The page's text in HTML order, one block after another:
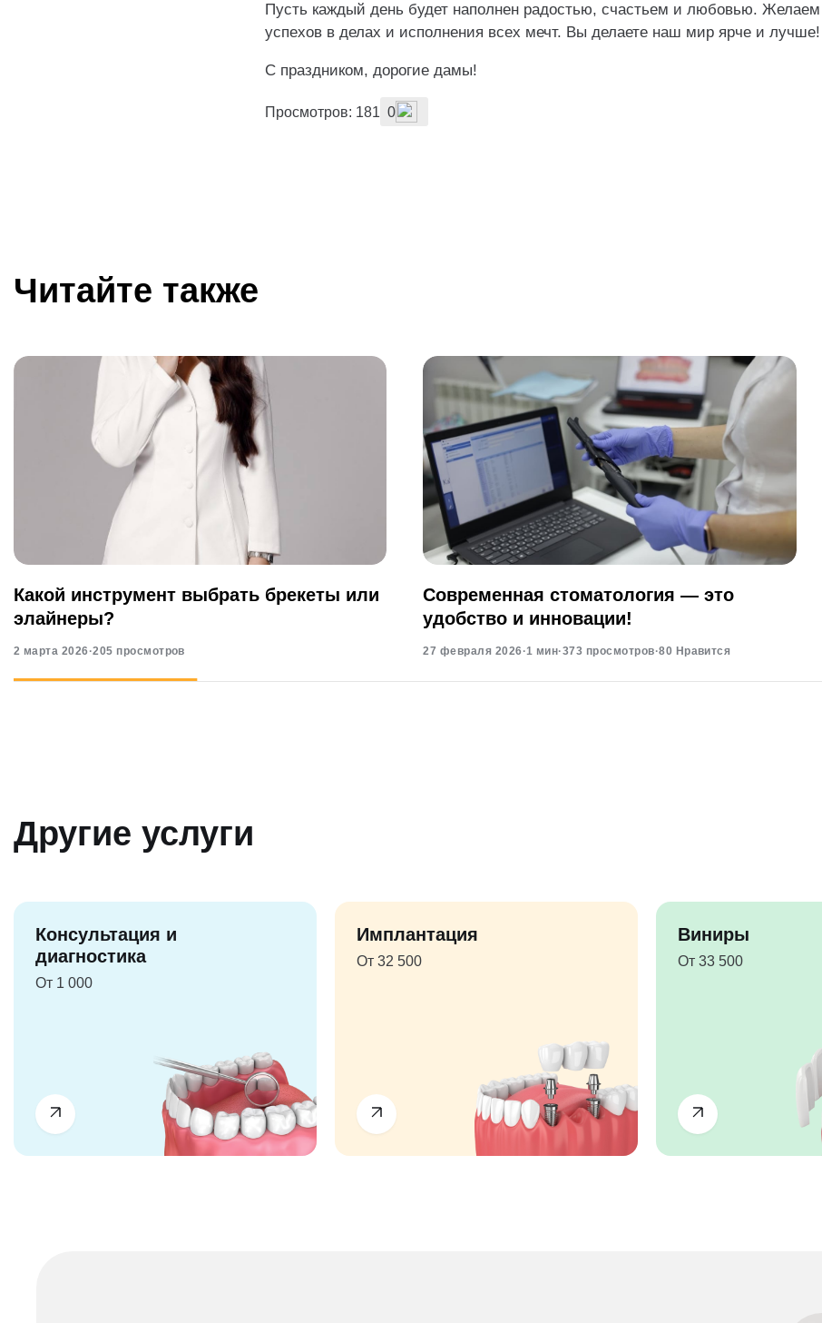
Пусть каждый день будет наполнен радостью, счастьем и любовью.
успехов в делах и исполнения всех мечт. Вы делаете наш мир ярче и лучше!
С праздником, дорогие дамы!
Просмотров: 181 0
Читайте также
Какой инструмент выбрать брекеты или
элайнеры?
2 марта 2026·205 просмотров
Современная стоматология — это
удобство и инновации!
27 февраля 2026·1 мин·373 просмотров·80 Нравится
Другие услуги
Консультация и
диагностика
От 1 000
Имплантация
От 32 500
Виниры
От 33 500